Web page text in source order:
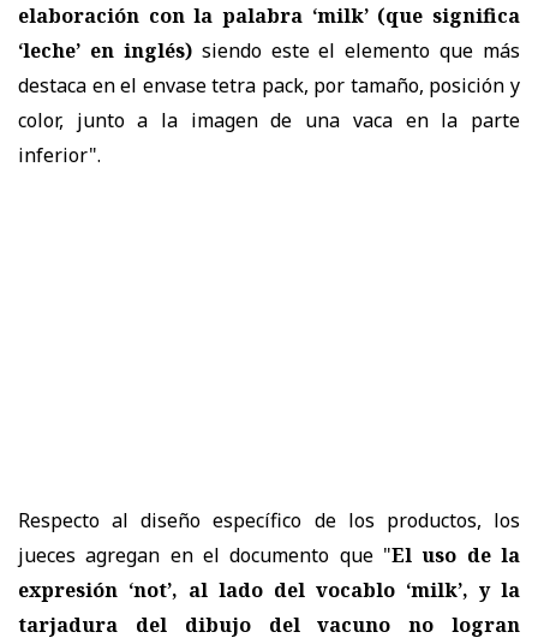
elaboración con la palabra ‘milk’ (que significa
‘leche’ en inglés)siendo este el elemento que más
destaca en el envase tetra pack, por tamaño, posición y
color, junto a la imagen de una vaca en la parte
inferior".
Respecto al diseño específico de los productos, los
jueces agregan en el documento que "El uso de la
expresión ‘not’, al lado del vocablo ‘milk’, y la
tarjadura del dibujo del vacuno no logran